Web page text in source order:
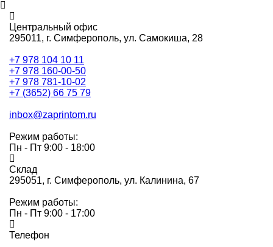
Центральный офис
295011, г. Симферополь, ул. Самокиша, 28
+7 978 104 10 11
+7 978 160-00-50
+7 978 781-10-02
+7 (3652) 66 75 79
inbox@zaprintom.ru
Режим работы:
Пн - Пт 9:00 - 18:00
Склад
295051, г. Симферополь, ул. Калинина, 67
Режим работы:
Пн - Пт 9:00 - 17:00
Телефон